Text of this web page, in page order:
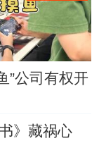
”公司有权开
》藏祸心